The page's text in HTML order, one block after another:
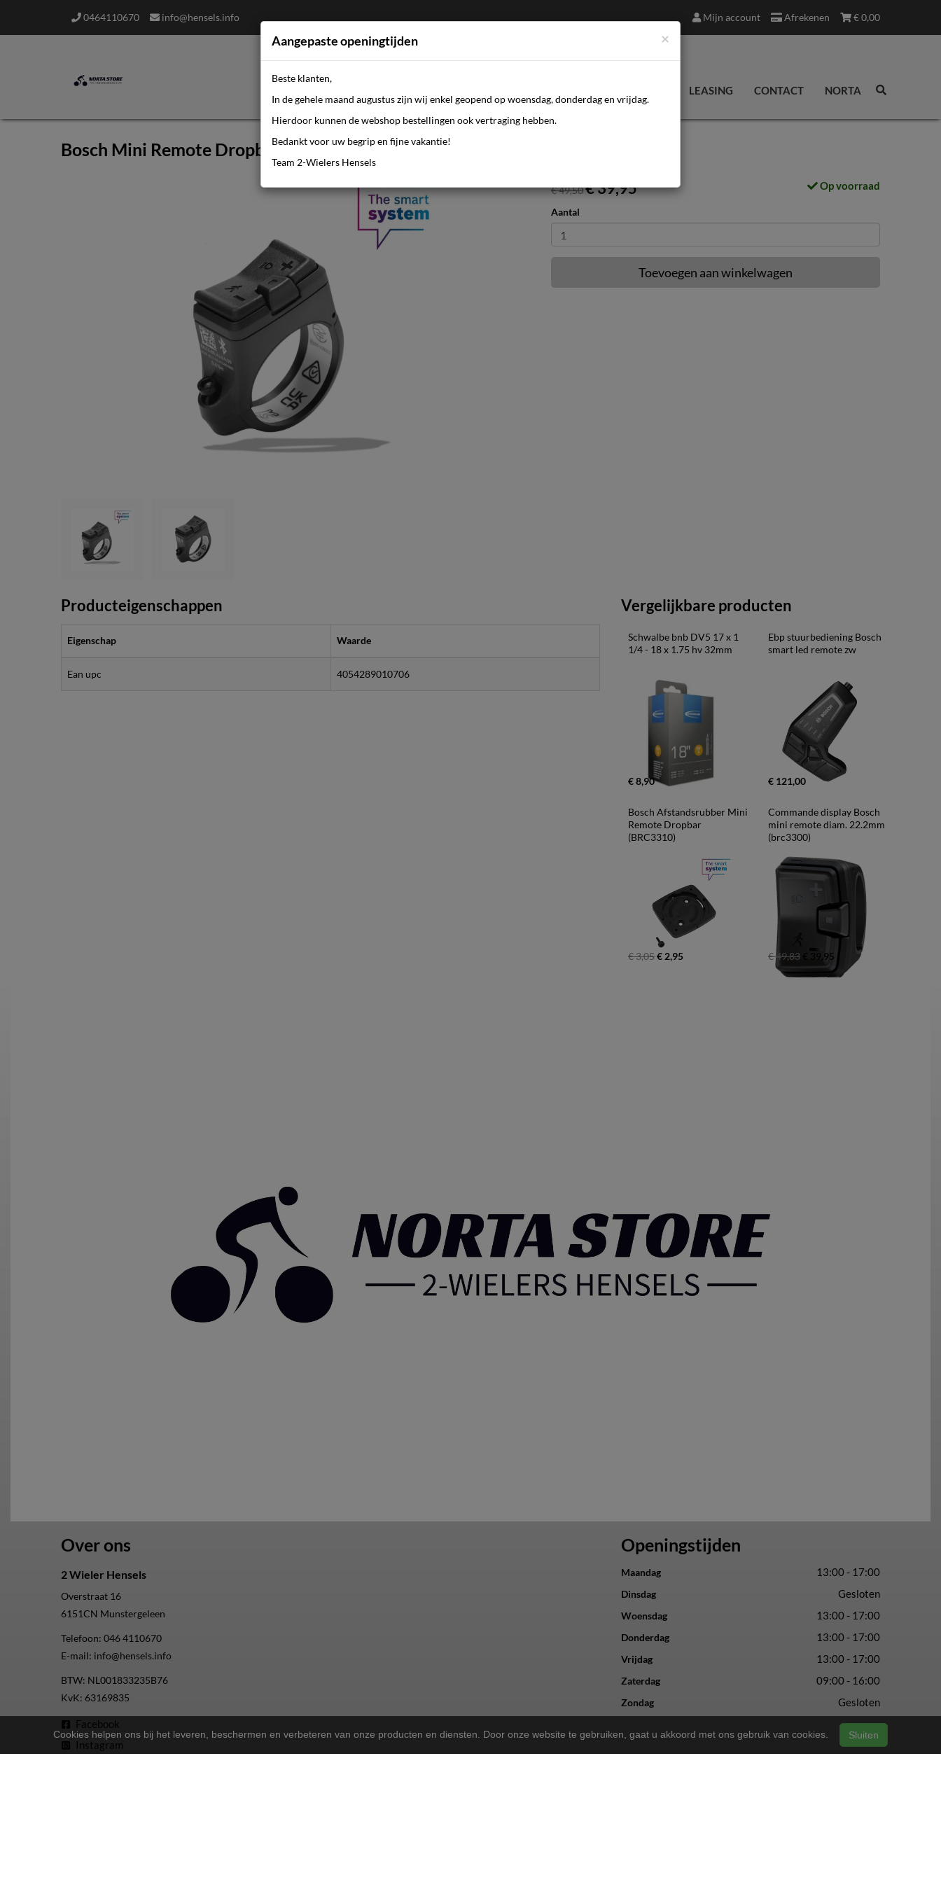
0464110670 info@hensels.info €0,00
Afrekenen
Mijn account
LEASING CONTACT NORTA
Bosch Mini Remote Dropbar, 31,8 mm (BRC3310)
€ 49,50€ 39,95 Op voorraad
Aantal
Toevoegen aan winkelwagen
Producteigenschappen
Eigenschap Waarde
Ean upc 4054289010706
Vergelijkbare producten
Schwalbe bnb DV5 17 x 1
1/4 - 18 x 1.75 hv 32mm
€ 8,90
Ebp stuurbediening Bosch
smart led remote zw
€ 121,00
Bosch Afstandsrubber Mini
Remote Dropbar
(BRC3310)
€ 3,05€ 2,95
Commande display Bosch
mini remote diam. 22.2mm
(brc3300)
€ 49,83 € 39,95
Over ons
2 Wieler Hensels
Overstraat 16
6151CN Munstergeleen
Telefoon: 046 4110670
E-mail: info@hensels.info
BTW: NL001833235B76
KvK: 63169835
Facebook
Instagram
Openingstijden
Maandag 13:00 - 17:00
Dinsdag Gesloten
Woensdag 13:00 - 17:00
Donderdag 13:00 - 17:00
Vrijdag 13:00 - 17:00
Zaterdag 09:00 - 16:00
Zondag Gesloten
Cookies helpen ons bij het leveren, beschermen en verbeteren van onze producten en diensten. Door onze website te gebruiken, gaat u akkoord met ons gebruik van cookies. Sluiten
×
Aangepaste openingtijden
Beste klanten,
In de gehele maand augustus zijn wij enkel geopend op woensdag, donderdag en vrijdag.
Hierdoor kunnen de webshop bestellingen ook vertraging hebben.
Bedankt voor uw begrip en fijne vakantie!
Team 2-Wielers Hensels